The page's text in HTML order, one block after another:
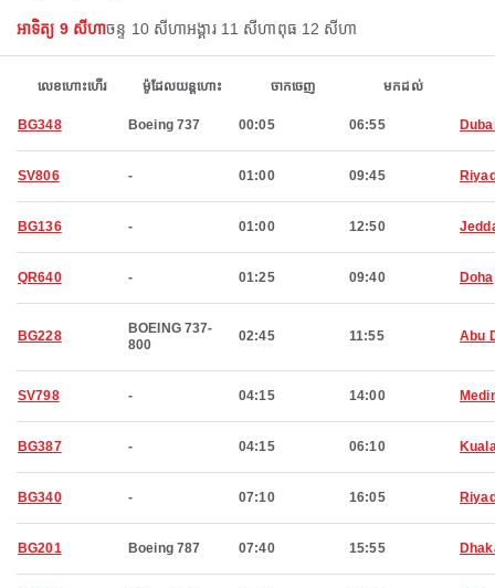
អាទិត្យ 9 សីហាចន្ទ 10 សីហាអង្គារ 11 សីហាពុធ 12 សីហា
លេខហោះហើរ ម៉ូដែលយន្តហោះ ចាកចេញ មកដល់
BG348 Boeing 737 00:05 06:55
SV806 - 01:00 09:45
BG136 - 01:00 12:50
QR640 - 01:25 09:40 Doha
BG228
BOEING 737-
800
02:45 11:55 Abu
SV798 - 04:15 14:00
BG387 - 04:15 06:10
BG340 - 07:10 16:05
BG201 Boeing 787 07:40 15:55